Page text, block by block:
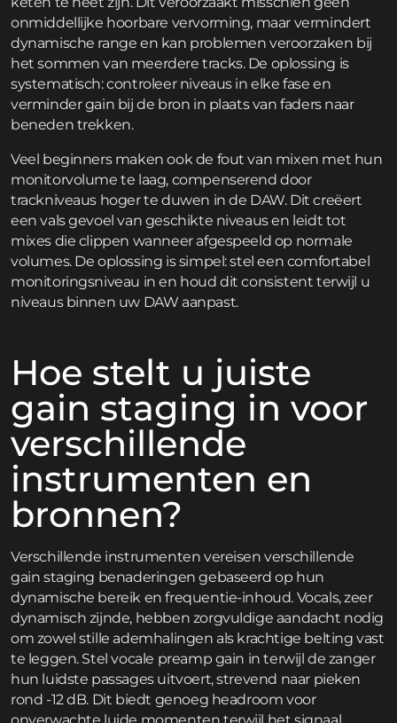
onmiddellijke hoorbare vervorming, maar vermindert
dynamische range en kan problemen veroorzaken bij
het sommen van meerdere tracks. De oplossing is
systematisch: controleer niveaus in elke fase en
verminder gain bij de bron in plaats van faders naar
beneden trekken.
Veel beginners maken ook de fout van mixen met hun
monitorvolume te laag, compenserend door
trackniveaus hoger te duwen in de DAW. Dit creëert
een vals gevoel van geschikte niveaus en leidt tot
mixes die clippen wanneer afgespeeld op normale
volumes. De oplossing is simpel: stel een comfortabel
monitoringsniveau in en houd dit consistent terwijl u
niveaus binnen uw DAW aanpast.
Hoe stelt u juiste
gain staging in voor
verschillende
instrumenten en
bronnen?
Verschillende instrumenten vereisen verschillende
gain staging benaderingen gebaseerd op hun
dynamische bereik en frequentie-inhoud. Vocals, zeer
dynamisch zijnde, hebben zorgvuldige aandacht nodig
om zowel stille ademhalingen als krachtige belting vast
te leggen. Stel vocale preamp gain in terwijl de zanger
hun luidste passages uitvoert, strevend naar pieken
rond -12 dB. Dit biedt genoeg headroom voor